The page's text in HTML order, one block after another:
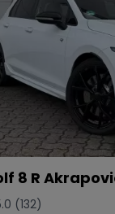
8 R
(132)